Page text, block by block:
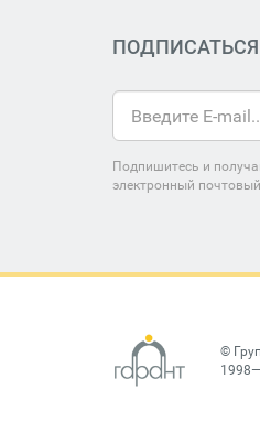
Подпишитесь и
электронный
©